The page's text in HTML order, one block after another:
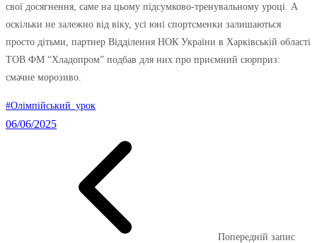
свої досягнення, саме на цьому підсумково-тренувальному уроці. А
оскільки не залежно від віку, усі юні спортсменки залишаються
просто дітьми, партнер Відділення НОК України в Харківській області
ТОВ ФМ “Хладопром” подбав для них про приємний сюрприз:
смачне морозиво.
#Олімпійський_урок
06/06/2025
Попередній запис